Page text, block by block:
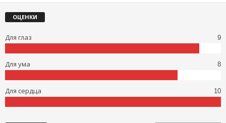
ОЦЕНКИ
Для глаз 9
Для ума 8
Для сердца 10